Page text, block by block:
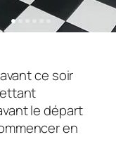
ce soir
le départ
en